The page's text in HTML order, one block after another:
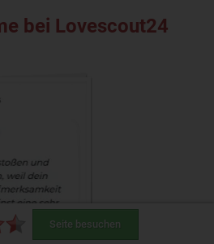
bei Lovescout24
Seite besuchen